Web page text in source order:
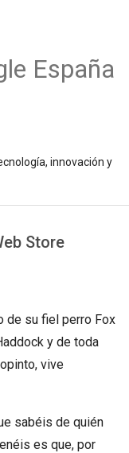
España
innovación y
Store
de su fiel perro Fox
y de toda
vive
sabéis de quién
es que, por